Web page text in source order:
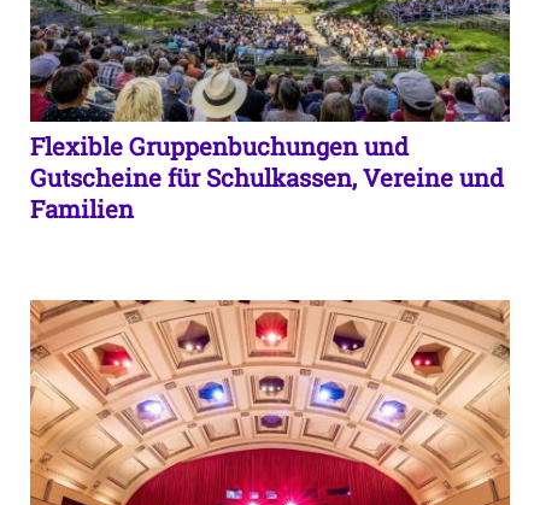
Flexible Gruppenbuchungen und
Gutscheine für Schulkassen, Vereine und
Familien